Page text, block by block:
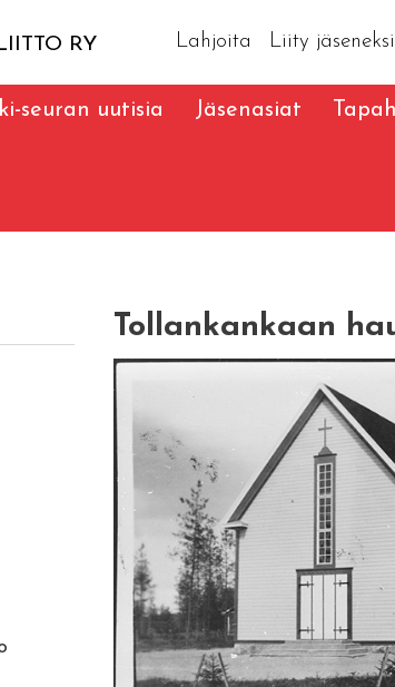
RY Lahjoita Liity jäseneksi
seuran uutisia Jäsenasiat
Tollankankaan